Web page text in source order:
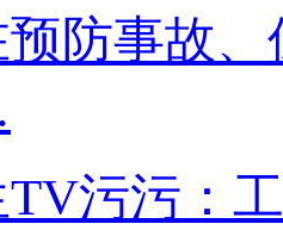
预防事故
污污